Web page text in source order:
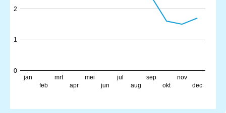
jan
feb
mrt
apr
mei
jun
jul
aug
sep
okt
nov
dec
0
1
2